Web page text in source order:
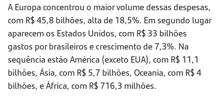
A Europa concentrou o maior volume dessas despesas,
com R$ 45,8 bilhões, alta de 18,5%. Em segundo lugar
aparecem os Estados Unidos, com R$ 33 bilhões
gastos por brasileiros e crescimento de 7,3%. Na
sequência estão América (exceto EUA), com R$ 11,1
bilhões, Ásia, com R$ 5,7 bilhões, Oceania, com R$ 4
bilhões, e África, com R$ 716,3 milhões.